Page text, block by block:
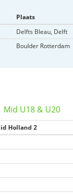
Plaats
Delfts Bleau, Delft
Boulder Rotterdam
Mid U18 & U20
Holland 2